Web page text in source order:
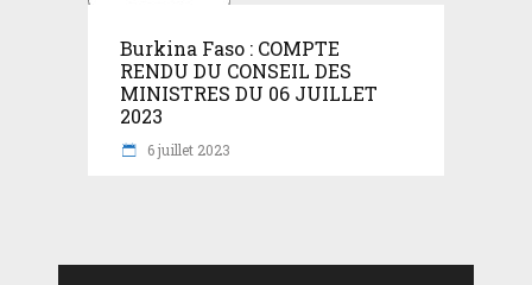
Burkina Faso : COMPTE
RENDU DU CONSEIL DES
MINISTRES DU 06 JUILLET
2023
6 juillet 2023